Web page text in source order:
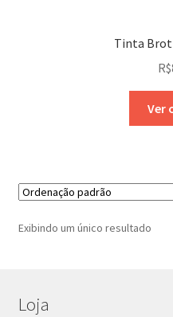
Tinta
R$
Ver
Exibindo um único resultado
Loja